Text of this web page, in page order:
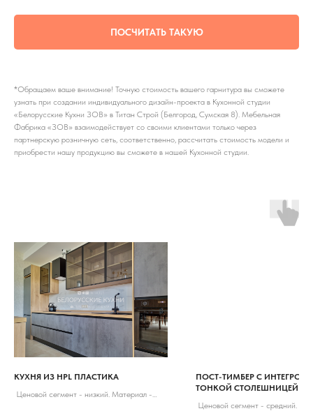
ПОСЧИТАТЬ ТАКУЮ
*Обращаем ваше внимание! Точную стоимость вашего гарнитура вы сможете
узнать при создании индивидуального дизайн-проекта в Кухонной студии
«Белорусские Кухни ЗОВ» в Титан Строй (Белгород, Сумская 8). Мебельная
Фабрика «ЗОВ» взаимодействует со своими клиентами только через
партнерскую розничную сеть, соответственно, рассчитать стоимость модели и
приобрести нашу продукцию вы сможете в нашей Кухонной студии.
КУХНЯ ИЗ HPL ПЛАСТИКА
Ценовой сегмент - низкий. Материал -
ПОСТ-ТИМБЕР С ИНТЕГРО
ТОНКОЙ СТОЛЕШНИЦЕЙ
Ценовой сегмент - средний.